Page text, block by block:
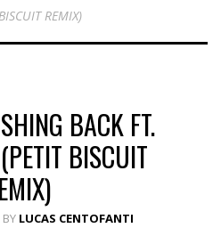
REMIX)
BACK FT.
BISCUIT
BY LUCAS CENTOFANTI